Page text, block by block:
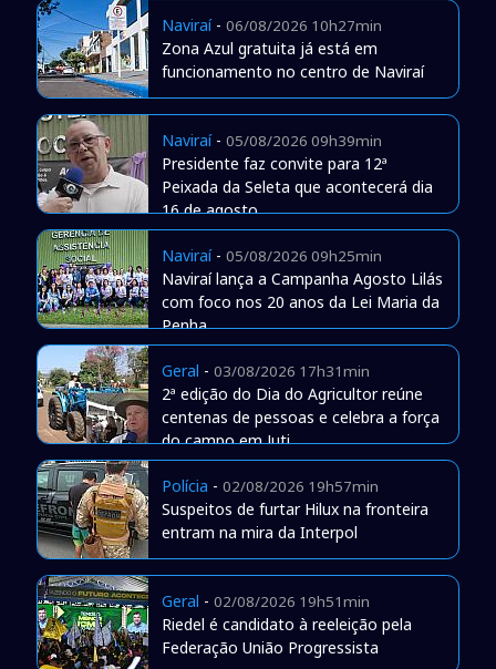
Naviraí- 06/08/2026 10h27min
Zona Azul gratuita já está em
funcionamento no centro de Naviraí
Naviraí- 05/08/2026 09h39min
Presidente faz convite para 12ª
Peixada da Seleta que acontecerá dia
16 de agosto
Naviraí- 05/08/2026 09h25min
Naviraí lança a Campanha Agosto Lilás
com foco nos 20 anos da Lei Maria da
Penha
Geral - 03/08/2026 17h31min
2ª edição do Dia do Agricultor reúne
centenas de pessoas e celebra a força
do campo em Juti
Polícia - 02/08/2026 19h57min
Suspeitos de furtar Hilux na fronteira
entram na mira da Interpol
Geral - 02/08/2026 19h51min
Riedel é candidato à reeleição pela
Federação União Progressista